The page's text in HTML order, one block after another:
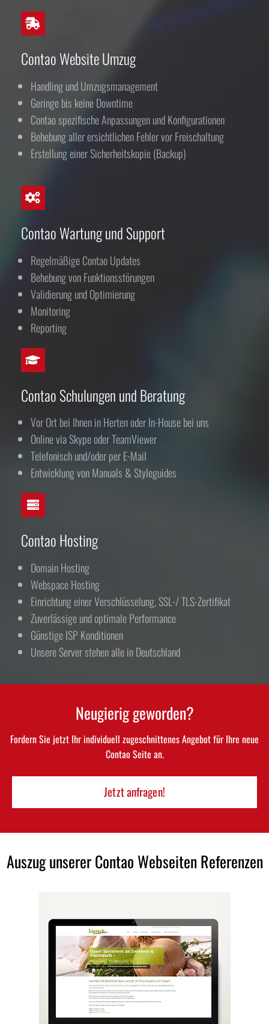
Contao Website Umzug
Handling und Umzugsmanagement
Geringe bis keine Downtime
Contao spezifische Anpassungen und Konfigurationen
Behebung aller ersichtlichen Fehler vor Freischaltung
Erstellung einer Sicherheitskopie (Backup)
Contao Wartung und Support
Regelmäßige Contao Updates
Behebung von Funktionsstörungen
Validierung und Optimierung
Monitoring
Reporting
Contao Schulungen und Beratung
Vor Ort bei Ihnen in Herten oder In-House bei uns
Online via Skype oder TeamViewer
Telefonisch und/oder per E-Mail
Entwicklung von Manuals & Styleguides
Contao Hosting
Domain Hosting
Webspace Hosting
Einrichtung einer Verschlüsselung, SSL-/ TLS-Zertifikat
Zuverlässige und optimale Performance
Günstige ISP Konditionen
Unsere Server stehen alle in Deutschland
Neugierig geworden?
Fordern Sie jetzt Ihr individuell zugeschnittenes Angebot für Ihre neue
Contao Seite an.
Jetzt anfragen!
Auszug unserer Contao Webseiten Referenzen